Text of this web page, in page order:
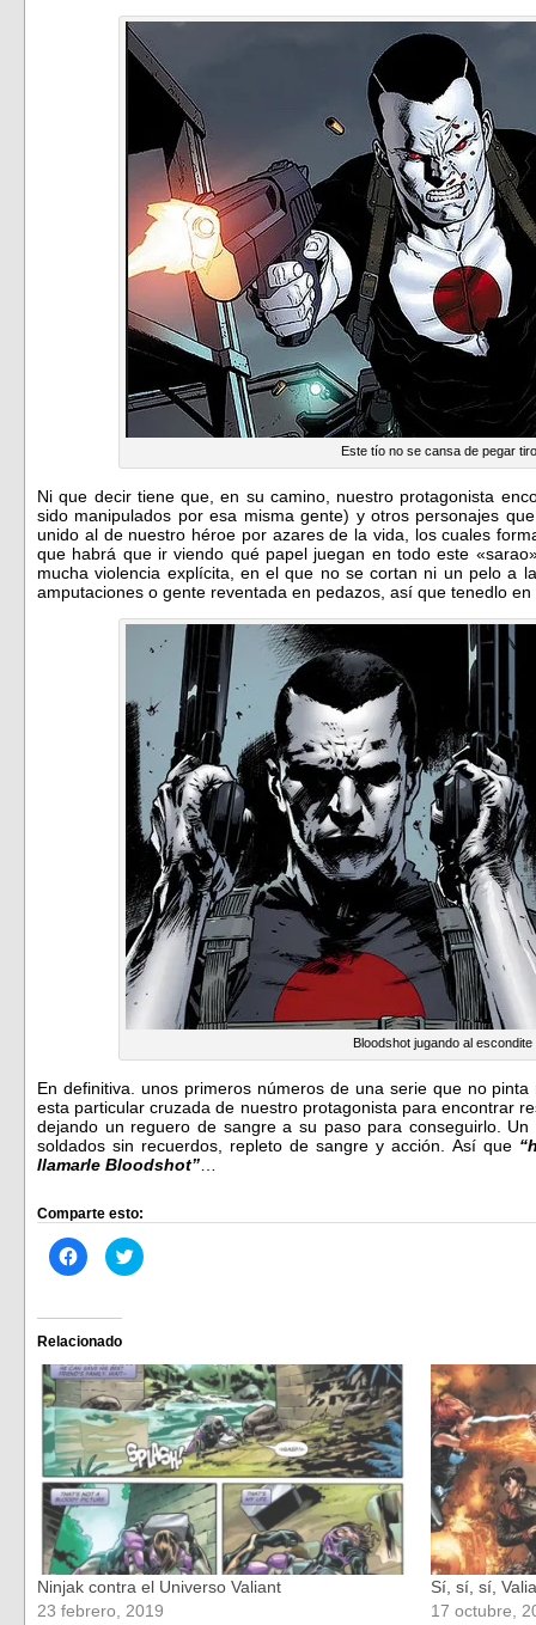
Este tío no se cansa de pegar
Ni que decir tiene que, en su camino, nuestro protagonista
sido manipulados por esa misma gente) y otros personajes
unido al de nuestro héroe por azares de la vida, los cuales
que habrá que ir viendo qué papel juegan en todo este
mucha violencia explícita, en el que no se cortan ni un pelo a
amputaciones o gente reventada en pedazos, así que tenedlo
Bloodshot jugando al escondite
En definitiva. unos primeros números de una serie que no
esta particular cruzada de nuestro protagonista para encontrar
dejando un reguero de sangre a su paso para conseguirlo.
soldados sin recuerdos, repleto de sangre y acción. Así que
llamarle Bloodshot”
Comparte esto:
Haz
clic
Facebook
(Se
abre
en
una
ventana
nueva)
Haz
clic
en
una
ventana
nueva)
Relacionado
Ninjak contra el Universo Valiant
23 febrero, 2019
Sí, sí, sí,
17 octubre,